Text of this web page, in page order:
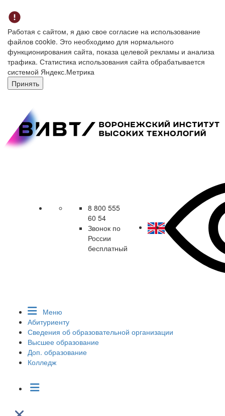
Работая с сайтом, я даю свое согласие на использование
файлов cookie. Это необходимо для нормального
функционирования сайта, показа целевой рекламы и анализа
трафика. Статистика использования сайта обрабатывается
системой Яндекс.Метрика
Принять
8 800 555
60 54
Звонок по
России
бесплатный
Меню
Абитуриенту
Сведения об образовательной организации
Высшее образование
Доп. образование
Колледж